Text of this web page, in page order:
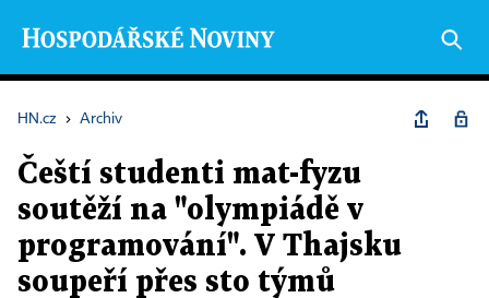
HN.cz › Archiv
Čeští studenti mat-fyzu
soutěží na "olympiádě v
programování". V Thajsku
soupeří přes sto týmů